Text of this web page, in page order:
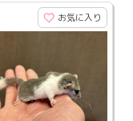
お気に入り